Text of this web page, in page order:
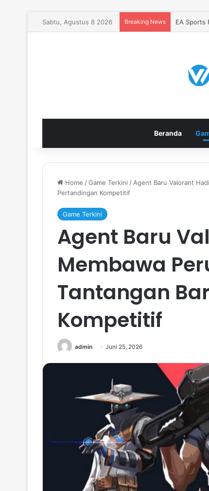
Sabtu, Agustus 8 2026 Breaking News EA Sports
Beranda
Home /Game Terkini / Agent Baru Valorant
Pertandingan Kompetitif
Game Terkini
Agent Baru
Membawa
Tantangan
Kompetitif
admin Juni 25, 2026